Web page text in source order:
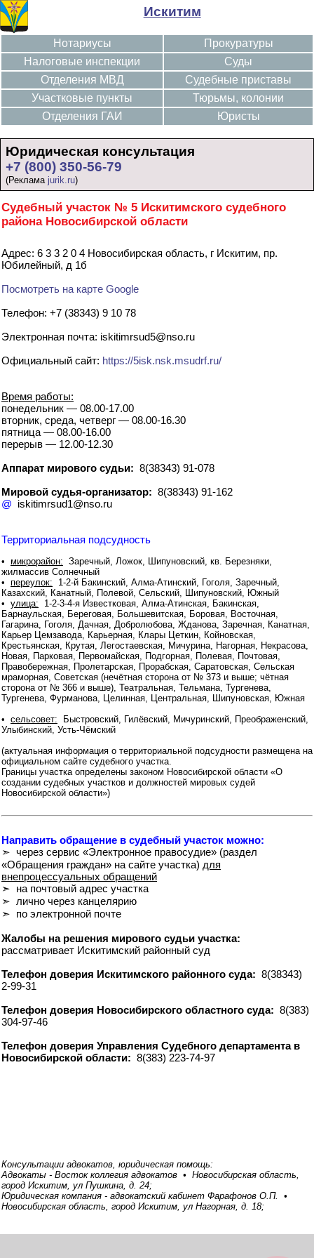
Искитим
Нотариусы
Налоговые инспекции
Отделения МВД
Участковые пункты
Отделения ГАИ
Прокуратуры
Суды
Судебные приставы
Тюрьмы, колонии
Юристы
Юридическая консультация
+7 (800) 350-56-79
(Реклама jurik.ru)
Судебный участок № 5 Искитимского судебного
района Новосибирской области
Адрес: 6 3 3 2 0 4 Новосибирская область, г Искитим, пр.
Юбилейный, д 1б
Посмотреть на карте Google
Телефон: +7 (38343) 9 10 78
Электронная почта: iskitimrsud5@nso.ru
Официальный сайт: https://5isk.nsk.msudrf.ru/
Время работы:
понедельник — 08.00-17.00
вторник, среда, четверг — 08.00-16.30
пятница — 08.00-16.00
перерыв — 12.00-12.30
Аппарат мирового судьи: 8(38343) 91-078
Мировой судья-организатор: 8(38343) 91-162
@ iskitimrsud1@nso.ru
Территориальная подсудность
• микрорайон: Заречный, Ложок, Шипуновский, кв. Березняки,
жилмассив Солнечный
• переулок: 1-2-й Бакинский, Алма-Атинский, Гоголя, Заречный,
Казахский, Канатный, Полевой, Сельский, Шипуновский, Южный
• улица: 1-2-3-4-я Известковая, Алма-Атинская, Бакинская,
Барнаульская, Береговая, Большевитская, Боровая, Восточная,
Гагарина, Гоголя, Дачная, Добролюбова, Жданова, Заречная, Канатная,
Карьер Цемзавода, Карьерная, Клары Цеткин, Койновская,
Крестьянская, Крутая, Легостаевская, Мичурина, Нагорная, Некрасова,
Новая, Парковая, Первомайская, Подгорная, Полевая, Почтовая,
Правобережная, Пролетарская, Прорабская, Саратовская, Сельская
мраморная, Советская (нечётная сторона от № 373 и выше; чётная
сторона от № 366 и выше), Театральная, Тельмана, Тургенева,
Тургенева, Фурманова, Целинная, Центральная, Шипуновская, Южная
• сельсовет: Быстровский, Гилёвский, Мичуринский, Преображенский,
Улыбинский, Усть-Чёмский
(актуальная информация о территориальной подсудности размещена на
официальном сайте судебного участка.
Границы участка определены законом Новосибирской области «О
создании судебных участков и должностей мировых судей
Новосибирской области»)
Направить обращение в судебный участок можно:
➣ через сервис «Электронное правосудие» (раздел
«Обращения граждан» на сайте участка) для
внепроцессуальных обращений
➣ на почтовый адрес участка
➣ лично через канцелярию
➣ по электронной почте
Жалобы на решения мирового судьи участка:
рассматривает Искитимский районный суд
Телефон доверия Искитимского районного суда: 8(38343)
2-99-31
Телефон доверия Новосибирского областного суда: 8(383)
304-97-46
Телефон доверия Управления Судебного департамента в
Новосибирской области: 8(383) 223-74-97
Консультации адвокатов, юридическая помощь:
Адвокаты - Восток коллегия адвокатов • Новосибирская область,
город Искитим, ул Пушкина, д. 24;
Юридическая компания - адвокатский кабинет Фарафонов О.П. •
Новосибирская область, город Искитим, ул Нагорная, д. 18;